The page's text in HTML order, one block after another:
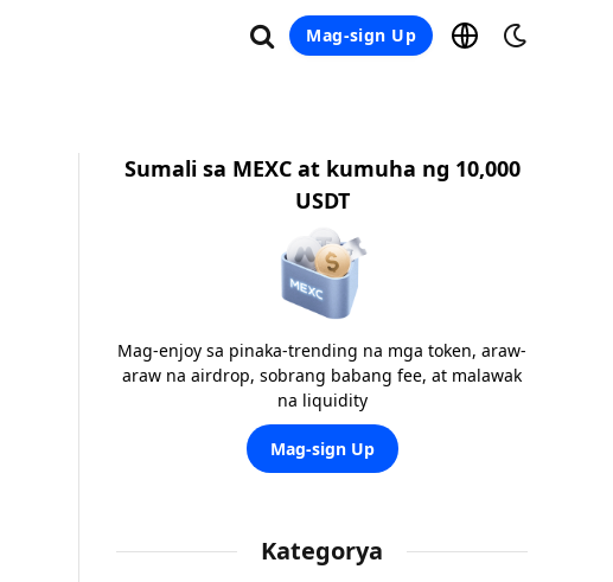
Mag-sign Up
Sumali sa MEXC at kumuha ng 10,000
USDT
Mag-enjoy sa pinaka-trending na mga token, araw-
araw na airdrop, sobrang babang fee, at malawak
na liquidity
Mag-sign Up
Kategorya